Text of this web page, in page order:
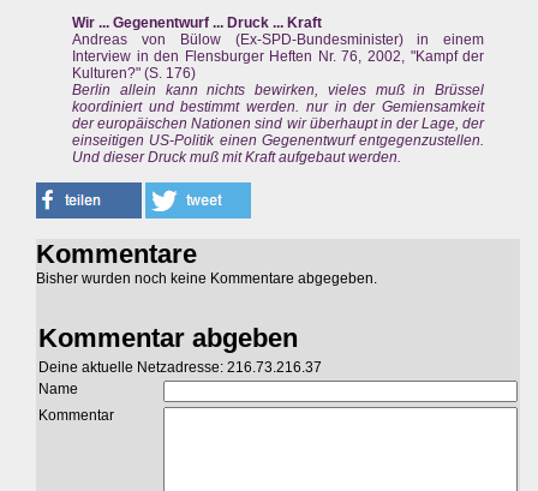
Wir ... Gegenentwurf ... Druck ... Kraft
Andreas von Bülow (Ex-SPD-Bundesminister) in einem
Interview in den Flensburger Heften Nr. 76, 2002, "Kampf der
Kulturen?" (S. 176)
Berlin allein kann nichts bewirken, vieles muß in Brüssel
koordiniert und bestimmt werden. nur in der Gemiensamkeit
der europäischen Nationen sind wir überhaupt in der Lage, der
einseitigen US-Politik einen Gegenentwurf entgegenzustellen.
Und dieser Druck muß mit Kraft aufgebaut werden.
Kommentare
Bisher wurden noch keine Kommentare abgegeben.
Kommentar abgeben
Deine aktuelle Netzadresse: 216.73.216.37
Name
Kommentar